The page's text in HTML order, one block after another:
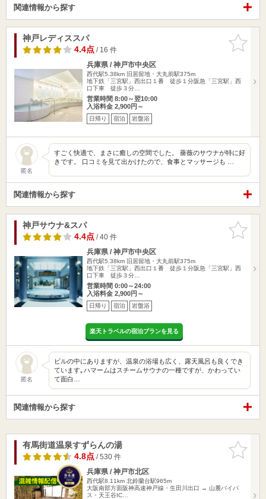
関連情報から探す
お気に入
りに追加
神戸レディススパ
4.4点/ 16 件
兵庫県 / 神戸市中央区
西代駅5.38km
旧居留地・大丸前駅375m
地下鉄「三宮駅」西出口１番 徒歩１分阪急「三宮駅」西
口下車 徒歩３分…
営業時間 8:00～翌10:00
入浴料金 2,900円～
日帰り 宿泊 岩盤浴
匿名
すごく快適で、まさに癒しの空間でした。 薔薇のサウナが特に好
きです。 口コミを見て出かけたので、食事とマッサージも …
関連情報から探す
お気に入
りに追加
神戸サウナ&スパ
4.4点/ 40 件
兵庫県 / 神戸市中央区
西代駅5.38km
旧居留地・大丸前駅375m
地下鉄「三宮駅」西出口１番 徒歩１分阪急「三宮駅」西
口下車 徒歩３分…
営業時間 0:00～24:00
入浴料金 2,900円～
日帰り 宿泊 岩盤浴
楽天トラベルの宿泊プランを見る
匿名
ビルの中にありますが、温泉の浴場も広く、露天風呂も良くでき
ています｡ハマームはスチームサウナの一種ですが、かわってい
て面白…
関連情報から探す
お気に入
りに追加
有馬街道温泉すずらんの湯
4.8点/ 530 件
兵庫県 / 神戸市北区
西代駅8.11km 北鈴蘭台駅965m
大阪南部方面阪神高速神戸線・生田川出口 → 山麓バイパ
ス・天王谷IC…